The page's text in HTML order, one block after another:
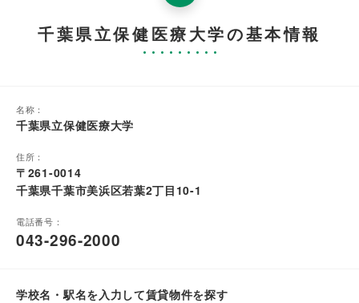
千葉県立保健医療大学の基本情報
名称：
千葉県立保健医療大学
住所：
〒261-0014
千葉県千葉市美浜区若葉2丁目10-1
電話番号：
043-296-2000
学校名・駅名を入力して賃貸物件を探す